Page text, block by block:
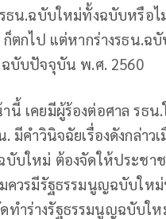
ธน.ฉบับใหม่ทั้งฉบับหรือไ
ก็ตกไป แต่หากร่างรธน.
บับปัจจุบัน พ.ศ. 2560
เคยมีผู้ร้องต่อศาล รธน.
มีคำวินิจฉัยเรื่องดังกล่า
บใหม่ ต้องจัดให้ประชา
ควรมีรัฐธรรมนูญฉบับให
ทำร่างรัฐธรรมนูญฉบับใ